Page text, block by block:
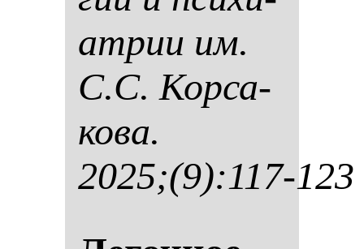
ат­рии им.
С.С. Кор­са­
ко­ва.
2025;(9):117-123